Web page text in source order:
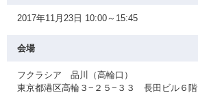
2017年11月23日 10:00～15:45
会場
フクラシア 品川（高輪口）
東京都港区高輪３−２５−３３ 長田ビル６階